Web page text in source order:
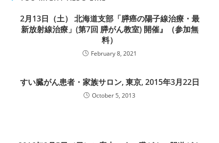
2月13日（土） 北海道支部「膵癌の陽子線治療・最
新放射線治療」(第7回 膵がん教室) 開催』（参加無
料）
February 8, 2021
すい臓がん患者・家族サロン, 東京, 2015年3月22日
October 5, 2013